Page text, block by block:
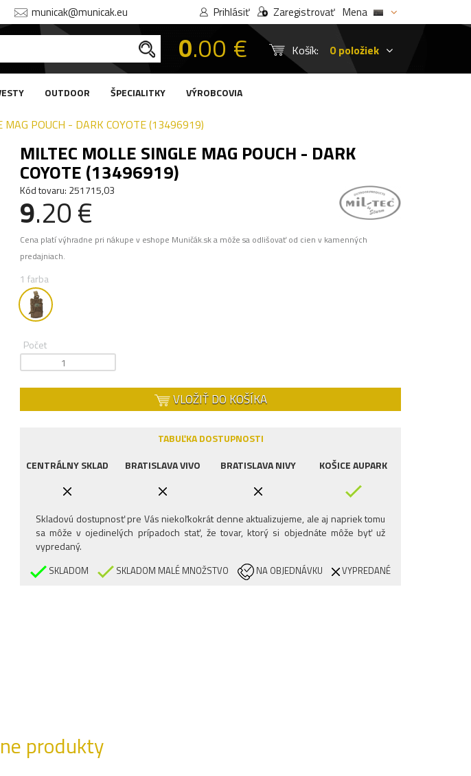
municak@municak.eu Prihlásiť Zaregistrovať Mena
0.00 € Košík: 0 položiek
OUTDOOR ŠPECIALITKY VÝROBCOVIA
MAG POUCH - DARK COYOTE (13496919)
MILTEC MOLLE SINGLE MAG POUCH - DARK
COYOTE (13496919)
Kód tovaru: 251715,03
9.20 €
Cena platí výhradne pri nákupe v eshope Muničák.sk a môže sa odlišovať od cien v kamenných
predajniach.
1 farba
Počet
VLOŽIŤ DO KOŠÍKA
TABUĽKA DOSTUPNOSTI
CENTRÁLNY SKLAD
BRATISLAVA VIVO BRATISLAVA NIVY KOŠICE AUPARK
Skladovú dostupnosť pre Vás niekoľkokrát denne aktualizujeme, ale aj napriek tomu
sa môže v ojedinelých prípadoch stať, že tovar, ktorý si objednáte môže byť už
vypredaný.
SKLADOM SKLADOM MALÉ MNOŽSTVO NA OBJEDNÁVKU VYPREDANÉ
produkty